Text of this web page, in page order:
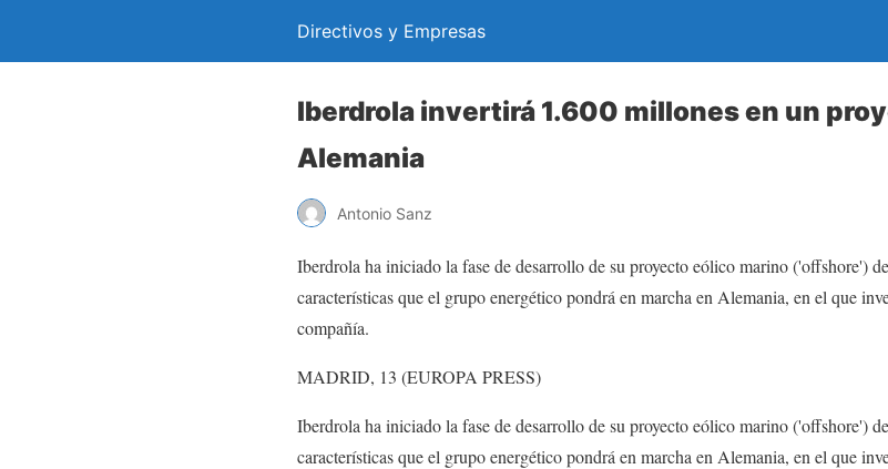
Directivos y Empresas
Iberdrola invertirá 1.600 millones en un
Alemania
Antonio Sanz
Iberdrola ha iniciado la fase de desarrollo de su proyecto eólico marino ('offshore')
características que el grupo energético pondrá en marcha en Alemania, en el que
compañía.
MADRID, 13 (EUROPA PRESS)
Iberdrola ha iniciado la fase de desarrollo de su proyecto eólico marino ('offshore')
características que el grupo energético pondrá en marcha en Alemania, en el que